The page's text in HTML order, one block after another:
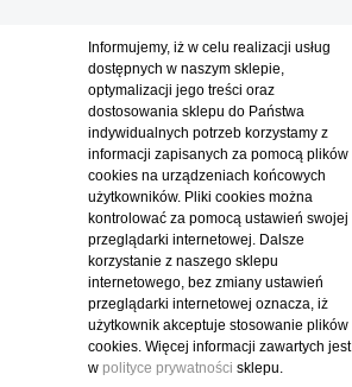
Informujemy, iż w celu realizacji usług
dostępnych w naszym sklepie,
optymalizacji jego treści oraz
dostosowania sklepu do Państwa
indywidualnych potrzeb korzystamy z
informacji zapisanych za pomocą plików
cookies na urządzeniach końcowych
użytkowników. Pliki cookies można
kontrolować za pomocą ustawień swojej
przeglądarki internetowej. Dalsze
korzystanie z naszego sklepu
internetowego, bez zmiany ustawień
przeglądarki internetowej oznacza, iż
użytkownik akceptuje stosowanie plików
cookies. Więcej informacji zawartych jest
w polityce prywatności sklepu.